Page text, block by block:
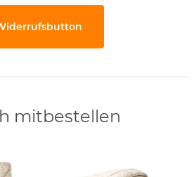
mitbestellen